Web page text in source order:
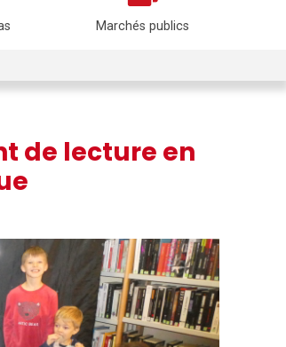
Marchés publics
de lecture en